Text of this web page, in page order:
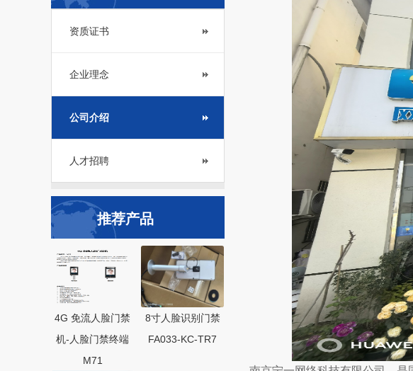
资质证书
企业理念
公司介绍
人才招聘
推荐产品
4G 免流人脸门禁
机-人脸门禁终端
M71
8寸人脸识别门禁
FA033-KC-TR7